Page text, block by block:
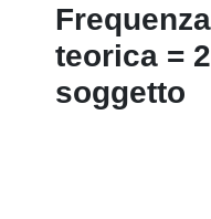
teorica =
soggetto